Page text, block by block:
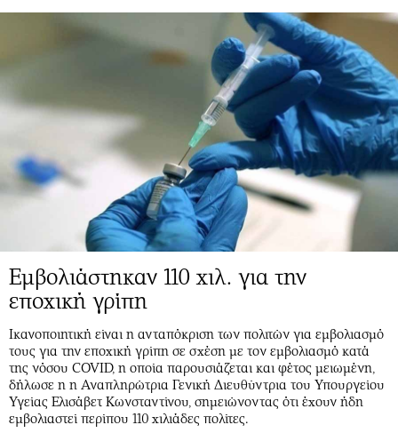
Εμβολιάστηκαν 110 χιλ. για την
εποχική γρίπη
Ικανοποιητική είναι η ανταπόκριση των πολιτών για εμβολιασμό
τους για την εποχική γρίπη σε σχέση με τον εμβολιασμό κατά
της νόσου COVID, η οποία παρουσιάζεται και φέτος μειωμένη,
δήλωσε η η Αναπληρώτρια Γενική Διευθύντρια του Υπουργείου
Υγείας Ελισάβετ Κωνσταντίνου, σημειώνοντας ότι έχουν ήδη
εμβολιαστεί περίπου 110 χιλιάδες πολίτες.